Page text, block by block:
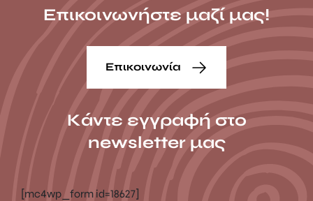
Επικοινωνήστε μαζί μας!
Επικοινωνία
Κάντε εγγραφή στο
newsletter μας
[mc4wp_form id=18627]